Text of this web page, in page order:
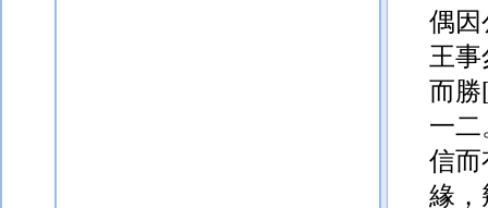
而勝
一
信而
緣，
歲新